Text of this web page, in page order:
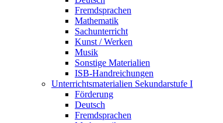
Fremdsprachen
Mathematik
Sachunterricht
Kunst / Werken
Musik
Sonstige Materialien
ISB-Handreichungen
Unterrichtsmaterialien Sekundarstufe I
Förderung
Deutsch
Fremdsprachen